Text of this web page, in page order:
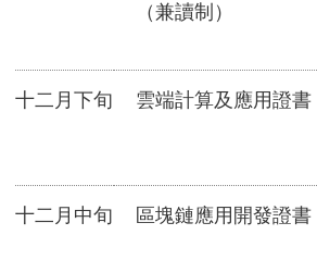
（兼讀制）
十二月下旬 雲端計算及應用證書
十二月中旬 區塊鏈應用開發證